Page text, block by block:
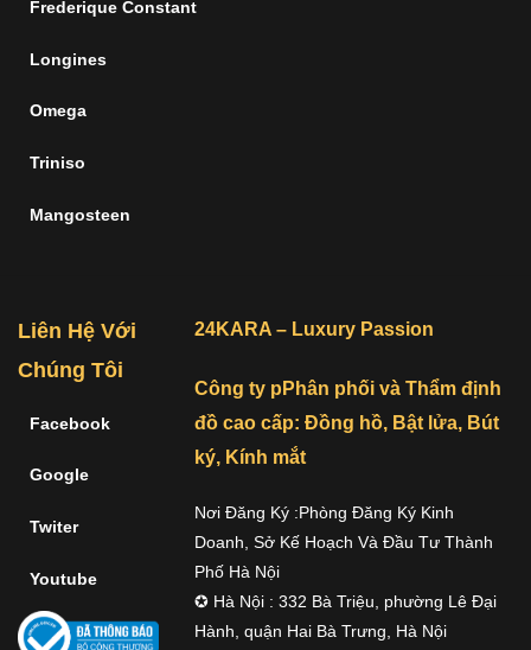
Frederique Constant
Longines
Omega
Triniso
Mangosteen
Liên Hệ Với
Chúng Tôi
Facebook
Google
Twiter
Youtube
24KARA – Luxury Passion
Công ty pPhân phối và Thẩm định
đồ cao cấp: Đồng hồ, Bật lửa, Bút
ký, Kính mắt
Nơi Đăng Ký :Phòng Đăng Ký Kinh
Doanh, Sở Kế Hoạch Và Đầu Tư Thành
Phố Hà Nội
✪ Hà Nội : 332 Bà Triệu, phường Lê Đại
Hành, quận Hai Bà Trưng, Hà Nội